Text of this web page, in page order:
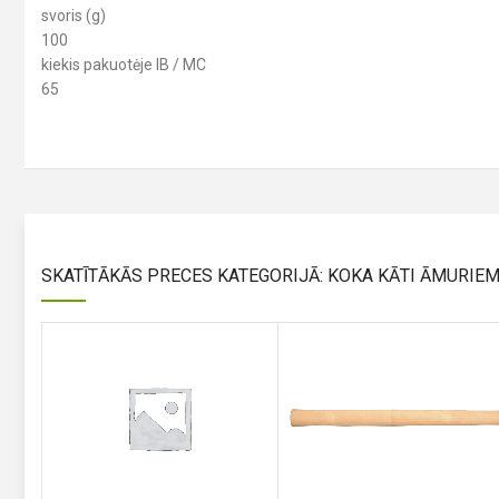
svoris (g)
100
kiekis pakuotėje IB / MC
65
SKATĪTĀKĀS PRECES KATEGORIJĀ: KOKA KĀTI ĀMURIEM